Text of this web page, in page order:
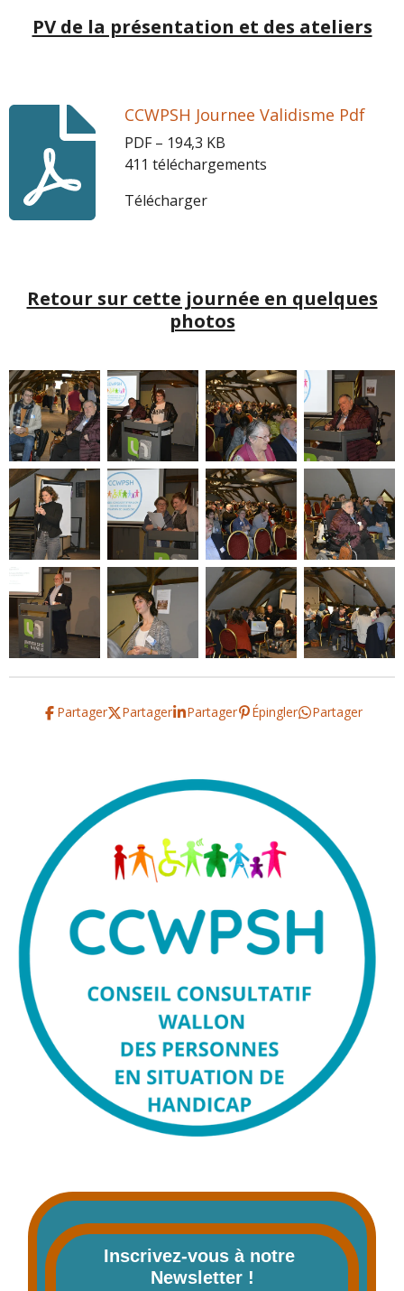
PV de la présentation et des ateliers
CCWPSH Journee Validisme Pdf
PDF – 194,3 KB
411 téléchargements
Télécharger
Retour sur cette journée en quelques
photos
Partager Partager Partager Épingler Partager
Inscrivez-vous à notre
Newsletter !